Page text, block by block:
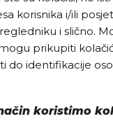
korisnika i/ili
i slično.
prikupiti
do identifikacije
koristimo